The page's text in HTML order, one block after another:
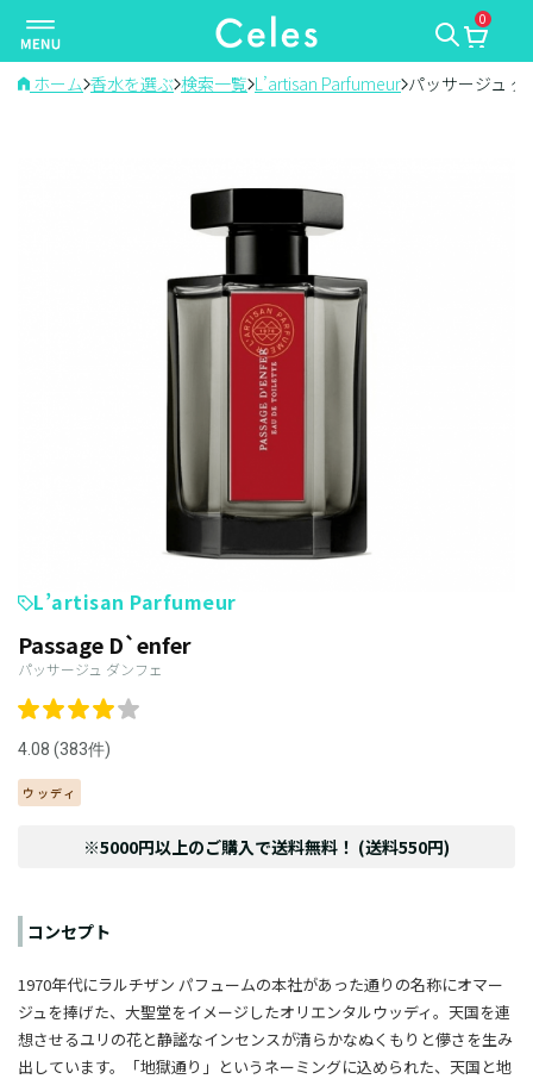
ナ
ビ
ゲ
0
ホーム 香水を選ぶ 検索一覧 L’artisan Parfumeur パッサージュ ダ
L’artisan Parfumeur
Passage D`enfer
パッサージュ ダンフェ
4.08 (383件)
ウッディ
※5000円以上のご購入で送料無料！ (送料550円)
コンセプト
1970年代にラルチザン パフュームの本社があった通りの名称にオマー
ジュを捧げた、大聖堂をイメージしたオリエンタルウッディ。天国を連
想させるユリの花と静謐なインセンスが清らかなぬくもりと儚さを生み
出しています。「地獄通り」というネーミングに込められた、天国と地